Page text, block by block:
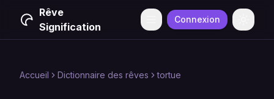
Rêve
Signification
Menu Connexion
Accueil Dictionnaire des rêves tortue